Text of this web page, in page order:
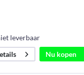
leverbaar
Nu kopen